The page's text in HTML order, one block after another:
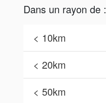
Dans un rayon de :
< 10km
< 20km
< 50km